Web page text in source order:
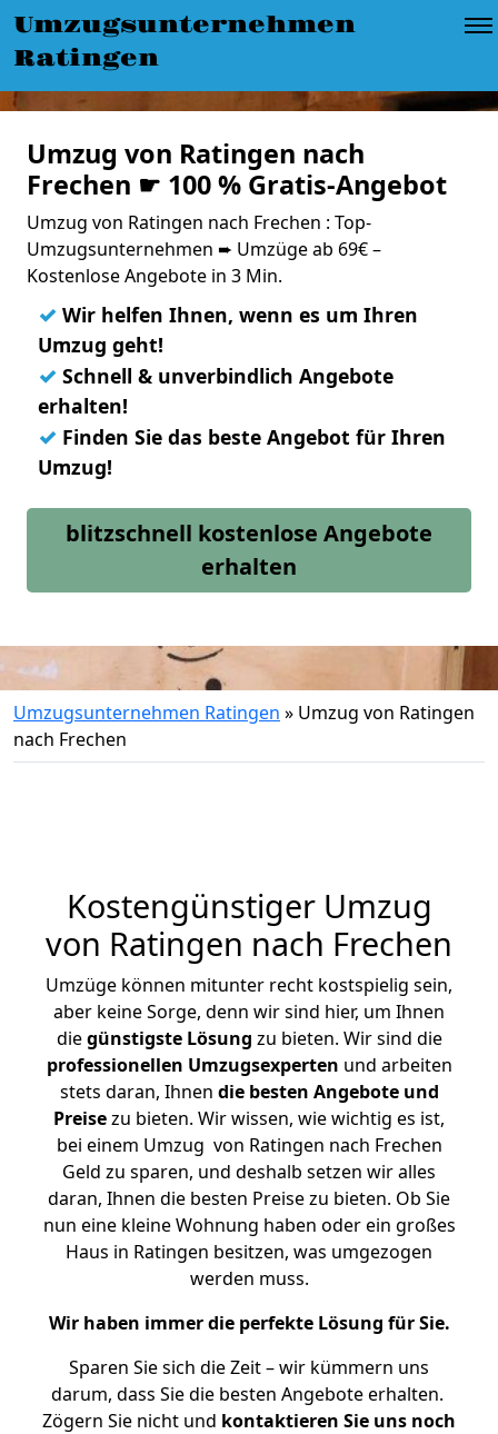
Umzugsunternehmen
Ratingen
Umzug von Ratingen nach
Frechen ☛ 100 % Gratis-Angebot
Umzug von Ratingen nach Frechen : Top-
Umzugsunternehmen ➨ Umzüge ab 69€ –
Kostenlose Angebote in 3 Min.
✓ Wir helfen Ihnen, wenn es um Ihren
Umzug geht!
✓ Schnell & unverbindlich Angebote
erhalten!
✓ Finden Sie das beste Angebot für Ihren
Umzug!
blitzschnell kostenlose Angebote
erhalten
Umzugsunternehmen Ratingen » Umzug von Ratingen
nach Frechen
Kostengünstiger Umzug
von Ratingen nach Frechen
Umzüge können mitunter recht kostspielig sein,
aber keine Sorge, denn wir sind hier, um Ihnen
diegünstigste Lösung zu bieten. Wir sind die
professionellen Umzugsexperten und arbeiten
stets daran, Ihnen die besten Angebote und
Preisezu bieten. Wir wissen, wie wichtig es ist,
bei einem Umzug von Ratingen nach Frechen
Geld zu sparen, und deshalb setzen wir alles
daran, Ihnen die besten Preise zu bieten. Ob Sie
nun eine kleine Wohnung haben oder ein großes
Haus in Ratingen besitzen, was umgezogen
werden muss.
Wir haben immer die perfekte Lösung für Sie.
Sparen Sie sich die Zeit – wir kümmern uns
darum, dass Sie die besten Angebote erhalten.
Zögern Sie nicht und kontaktieren Sie uns noch